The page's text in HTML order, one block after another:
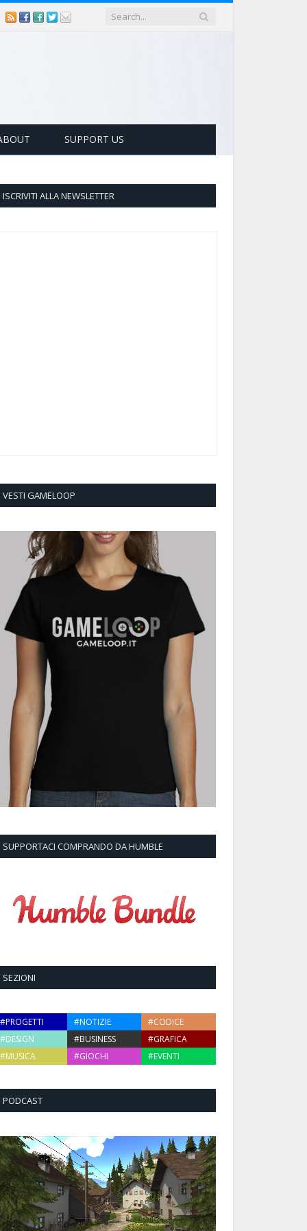
SUPPORT US
ISCRIVITI ALLA NEWSLETTER
VESTI GAMELOOP
SUPPORTACI COMPRANDO DA HUMBLE
SEZIONI
#PROGETTI #NOTIZIE
#CODICE
#DESIGN
#BUSINESS
#GRAFICA
#MUSICA
#GIOCHI #EVENTI
PODCAST